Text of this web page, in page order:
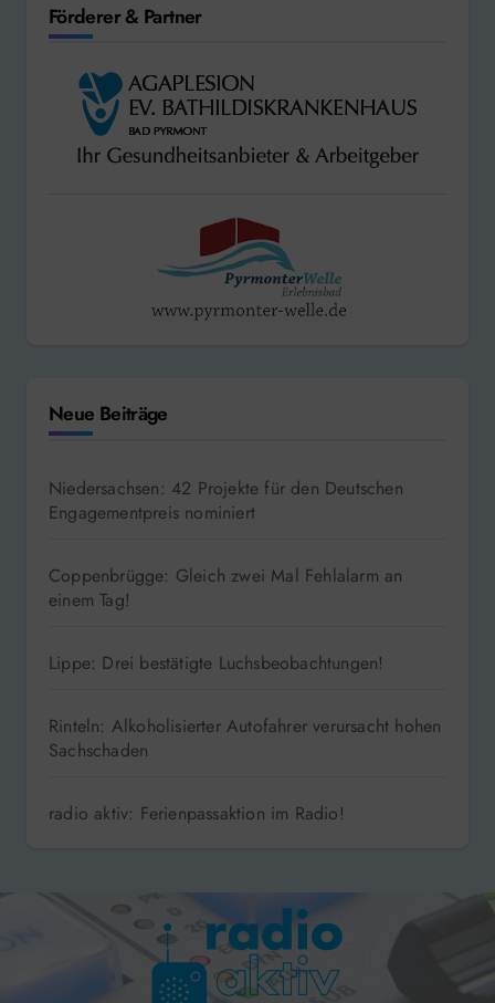
Förderer & Partner
Neue Beiträge
Niedersachsen: 42 Projekte für den Deutschen
Engagementpreis nominiert
Coppenbrügge: Gleich zwei Mal Fehlalarm an
einem Tag!
Lippe: Drei bestätigte Luchsbeobachtungen!
Rinteln: Alkoholisierter Autofahrer verursacht hohen
Sachschaden
radio aktiv: Ferienpassaktion im Radio!